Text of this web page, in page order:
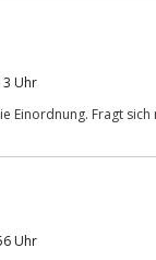
Uhr
Einordnung. Fragt
Uhr